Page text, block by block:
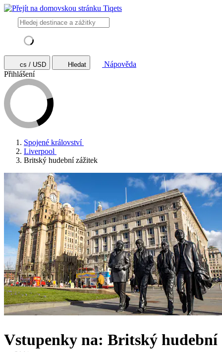
cs / USD Hledat
Nápověda
Přihlášení
Spojené království
Liverpool
Britský hudební zážitek
Vstupenky na: Britský hudební